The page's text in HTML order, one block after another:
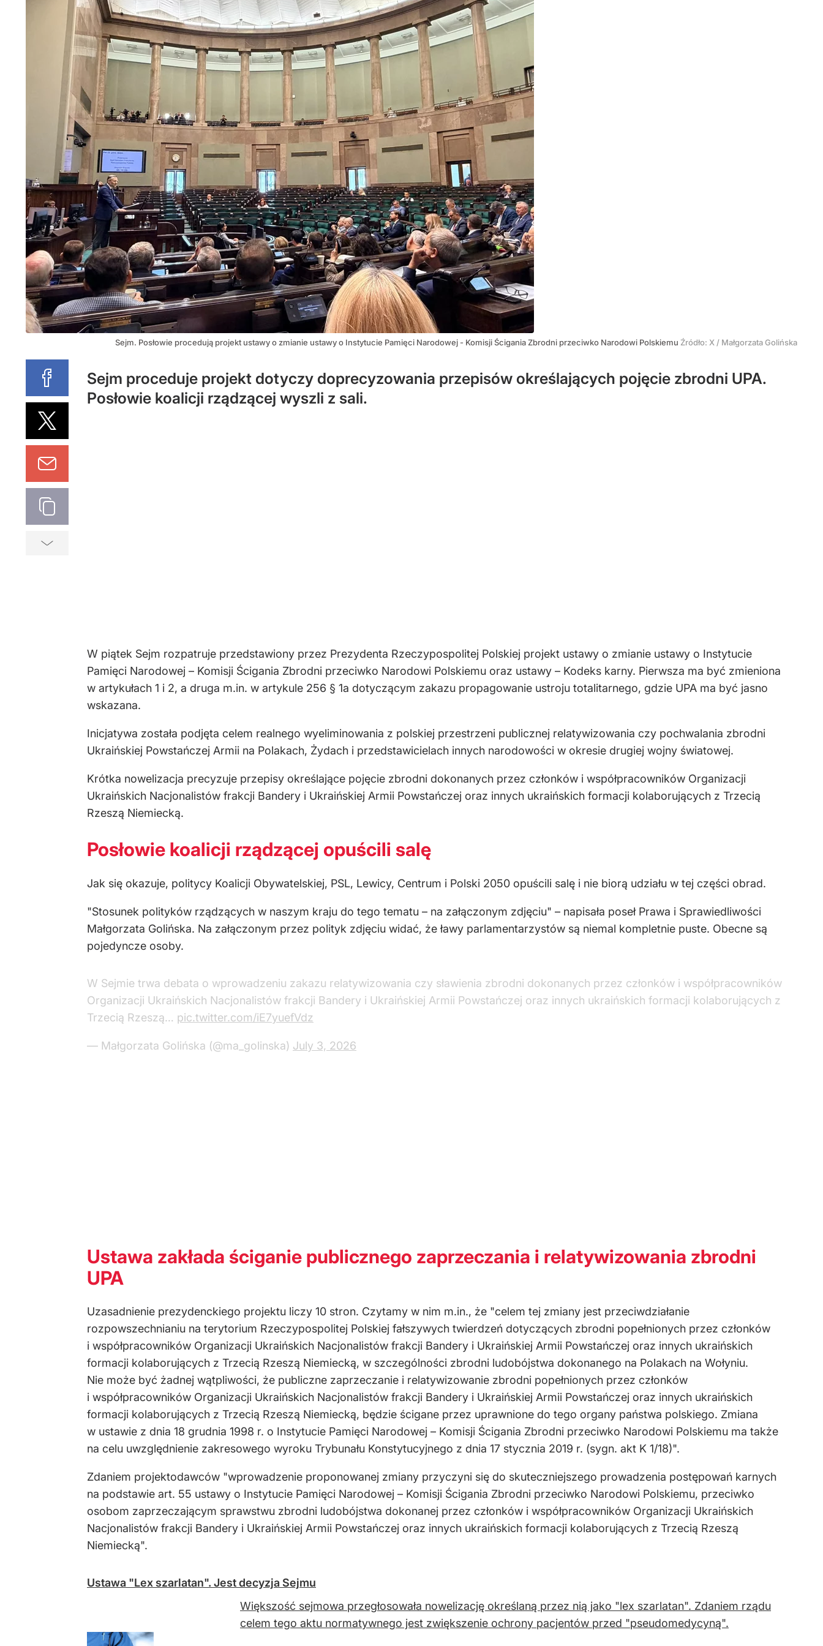
Sejm. Posłowie procedują projekt ustawy o zmianie ustawy o Instytucie Pamięci Narodowej - Komisji Ścigania Zbrodni przeciwko Narodowi Polskiemu Źródło: X / Małgorzata Golińska
Sejm proceduje projekt dotyczy doprecyzowania przepisów określających pojęcie zbrodni UPA.
Posłowie koalicji rządzącej wyszli z sali.
W piątek Sejm rozpatruje przedstawiony przez Prezydenta Rzeczypospolitej Polskiej projekt ustawy o zmianie ustawy o Instytucie
Pamięci Narodowej – Komisji Ścigania Zbrodni przeciwko Narodowi Polskiemu oraz ustawy – Kodeks karny. Pierwsza ma być zmieniona
w artykułach 1 i 2, a druga m.in. w artykule 256 § 1a dotyczącym zakazu propagowanie ustroju totalitarnego, gdzie UPA ma być jasno
wskazana.
Inicjatywa została podjęta celem realnego wyeliminowania z polskiej przestrzeni publicznej relatywizowania czy pochwalania zbrodni
Ukraińskiej Powstańczej Armii na Polakach, Żydach i przedstawicielach innych narodowości w okresie drugiej wojny światowej.
Krótka nowelizacja precyzuje przepisy określające pojęcie zbrodni dokonanych przez członków i współpracowników Organizacji
Ukraińskich Nacjonalistów frakcji Bandery i Ukraińskiej Armii Powstańczej oraz innych ukraińskich formacji kolaborujących z Trzecią
Rzeszą Niemiecką.
Posłowie koalicji rządzącej opuścili salę
Jak się okazuje, politycy Koalicji Obywatelskiej, PSL, Lewicy, Centrum i Polski 2050 opuścili salę i nie biorą udziału w tej części obrad.
"Stosunek polityków rządzących w naszym kraju do tego tematu – na załączonym zdjęciu" – napisała poseł Prawa i Sprawiedliwości
Małgorzata Golińska. Na załączonym przez polityk zdjęciu widać, że ławy parlamentarzystów są niemal kompletnie puste. Obecne są
pojedyncze osoby.
W Sejmie trwa debata o wprowadzeniu zakazu relatywizowania czy sławienia zbrodni dokonanych przez członków i współpracowników
Organizacji Ukraińskich Nacjonalistów frakcji Bandery i Ukraińskiej Armii Powstańczej oraz innych ukraińskich formacji kolaborujących z
Trzecią Rzeszą… pic.twitter.com/iE7yuefVdz
— Małgorzata Golińska (@ma_golinska) July 3, 2026
Ustawa zakłada ściganie publicznego zaprzeczania i relatywizowania zbrodni
UPA
Uzasadnienie prezydenckiego projektu liczy 10 stron. Czytamy w nim m.in., że "celem tej zmiany jest przeciwdziałanie
rozpowszechnianiu na terytorium Rzeczypospolitej Polskiej fałszywych twierdzeń dotyczących zbrodni popełnionych przez członków
i współpracowników Organizacji Ukraińskich Nacjonalistów frakcji Bandery i Ukraińskiej Armii Powstańczej oraz innych ukraińskich
formacji kolaborujących z Trzecią Rzeszą Niemiecką, w szczególności zbrodni ludobójstwa dokonanego na Polakach na Wołyniu.
Nie może być żadnej wątpliwości, że publiczne zaprzeczanie i relatywizowanie zbrodni popełnionych przez członków
i współpracowników Organizacji Ukraińskich Nacjonalistów frakcji Bandery i Ukraińskiej Armii Powstańczej oraz innych ukraińskich
formacji kolaborujących z Trzecią Rzeszą Niemiecką, będzie ścigane przez uprawnione do tego organy państwa polskiego. Zmiana
w ustawie z dnia 18 grudnia 1998 r. o Instytucie Pamięci Narodowej – Komisji Ścigania Zbrodni przeciwko Narodowi Polskiemu ma także
na celu uwzględnienie zakresowego wyroku Trybunału Konstytucyjnego z dnia 17 stycznia 2019 r. (sygn. akt K 1/18)".
Zdaniem projektodawców "wprowadzenie proponowanej zmiany przyczyni się do skuteczniejszego prowadzenia postępowań karnych
na podstawie art. 55 ustawy o Instytucie Pamięci Narodowej – Komisji Ścigania Zbrodni przeciwko Narodowi Polskiemu, przeciwko
osobom zaprzeczającym sprawstwu zbrodni ludobójstwa dokonanej przez członków i współpracowników Organizacji Ukraińskich
Nacjonalistów frakcji Bandery i Ukraińskiej Armii Powstańczej oraz innych ukraińskich formacji kolaborujących z Trzecią Rzeszą
Niemiecką".
Ustawa "Lex szarlatan". Jest decyzja Sejmu
Większość sejmowa przegłosowała nowelizację określaną przez nią jako "lex szarlatan". Zdaniem rządu
celem tego aktu normatywnego jest zwiększenie ochrony pacjentów przed "pseudomedycyną".